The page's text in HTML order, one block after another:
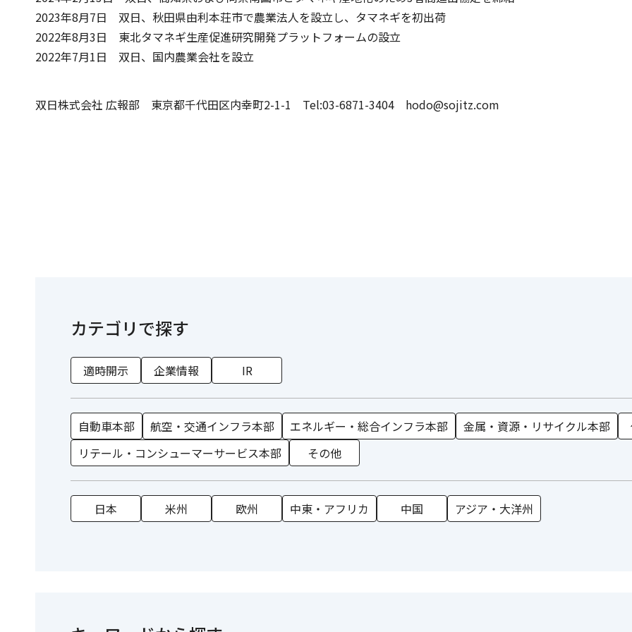
2023年8月7日 双日、秋田県由利本荘市で農業法人を設立し、タマネギを初出荷
2022年8月3日 東北タマネギ生産促進研究開発プラットフォームの設立
2022年7月1日 双日、国内農業会社を設立
双日株式会社 広報部 東京都千代田区内幸町2-1-1 Tel:03-6871-3404 hodo@sojitz.com
カテゴリで探す
適時開示 企業情報 IR
自動車本部 航空・交通インフラ本部 エネルギー・総合インフラ本部 金属・資源・リサイクル本部
リテール・コンシューマーサービス本部
その他
日本 米州 欧州 中東・アフリカ 中国 アジア・大洋州